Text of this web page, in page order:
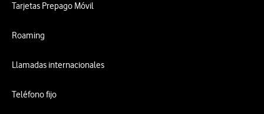
Tarjetas Prepago Móvil
Roaming
Llamadas internacionales
Teléfono fijo